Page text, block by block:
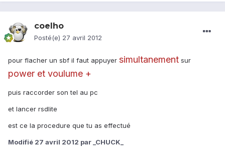
coelho
Posté(e) 27 avril 2012
pour flacher un sbf il faut appuyer simultanement sur
power et voulume +
puis raccorder son tel au pc
et lancer rsdlite
est ce la procedure que tu as effectué
Modifié 27 avril 2012 par _CHUCK_